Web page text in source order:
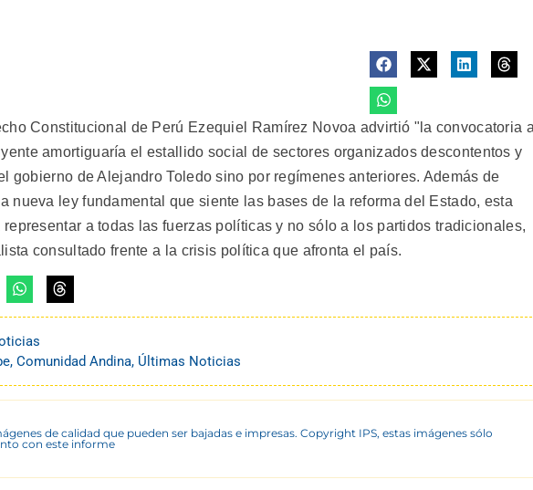
Constitucional de Perú Ezequiel Ramírez Novoa advirtió "la convocatoria
amortiguaría el estallido social de sectores organizados descontentos y
gobierno de Alejandro Toledo sino por regímenes anteriores. Además de
nueva ley fundamental que siente las bases de la reforma del Estado, esta
a todas las fuerzas políticas y no sólo a los partidos tradicionales,
consultado frente a la crisis política que afronta el país.
, Comunidad Andina, Últimas Noticias
de calidad que pueden ser bajadas e impresas. Copyright IPS, estas imágenes sólo
con este informe